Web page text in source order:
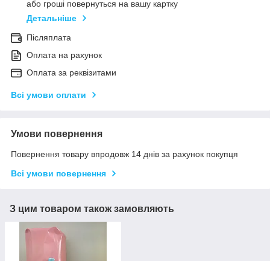
або гроші повернуться на вашу картку
Детальніше
Післяплата
Оплата на рахунок
Оплата за реквізитами
Всі умови оплати
Умови повернення
Повернення товару впродовж 14 днів за рахунок покупця
Всі умови повернення
З цим товаром також замовляють